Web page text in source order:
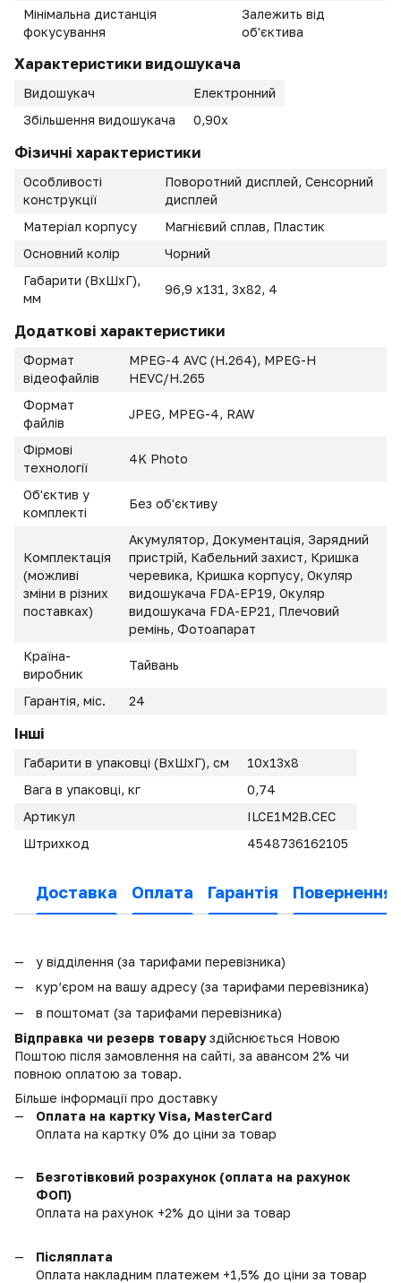
Мінімальна дистанція
фокусування
Залежить від
об'єктива
Характеристики видошукача
Видошукач
Електронний
Збільшення видошукача
0,90x
Фізичні характеристики
Особливості
конструкції
Поворотний дисплей, Сенсорний
дисплей
Матеріал корпусу
Магнієвий сплав, Пластик
Основний колір
Чорний
Габарити (ВхШхГ),
мм
96,9 х131, 3х82, 4
Додаткові характеристики
Формат
відеофайлів
MPEG-4 AVC (H.264), MPEG-H
HEVC/H.265
Формат
файлів
JPEG, MPEG-4, RAW
Фірмові
технології
4K Photo
Об'єктив у
комплекті
Без об'єктиву
Комплектація
(можливі
зміни в різних
поставках)
Акумулятор, Документація, Зарядний
пристрій, Кабельний захист, Кришка
черевика, Кришка корпусу, Окуляр
видошукача FDA-EP19, Окуляр
видошукача FDA-EP21, Плечовий
ремінь, Фотоапарат
Країна-
виробник
Тайвань
Гарантія, міс. 24
Інші
Габарити в упаковці (ВхШхГ), см
10x13x8
Вага в упаковці, кг
0,74
Артикул
ILCE1M2B.CEC
Штрихкод
4548736162105
Доставка Оплата Гарантія Повернення
у відділення (за тарифами перевізника)
кур’єром на вашу адресу (за тарифами перевізника)
в поштомат (за тарифами перевізника)
Відправка чи резерв товаруздійснюється Новою
Поштою після замовлення на сайті, за авансом 2% чи
повною оплатою за товар.
Більше інформації про доставку
Оплата на картку Visa, MasterCard
Оплата на картку 0% до ціни за товар
Безготівковий розрахунок (оплата на рахунок
ФОП)
Оплата на рахунок +2% до ціни за товар
Післяплата
Оплата накладним платежем +1,5% до ціни за товар